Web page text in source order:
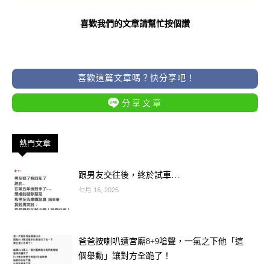
🐲 生肖龍：紫氣東來，財神點名
加持，橫財入庫的機會大增。特別是在
喜歡我們的文章請幫忙按個讚
喜歡這篇文章嗎？快分享吧！
分享文章
熱門文章
跟男友交往後，終於試車…
七月 16, 2025
爸爸按喇叭遭宮廟8+9嗆聲，一氣之下他「這
個舉動」讓對方全跪了！